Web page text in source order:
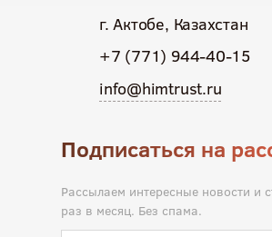
г. Актобе, Казахстан
+7 (771) 944-40-15
info@himtrust.ru
Подписаться на
Рассылаем интересные новости и
раз в месяц. Без спама.